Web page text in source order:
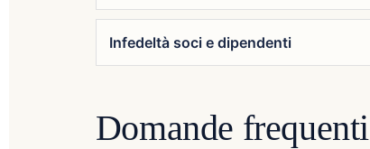
Infedeltà soci e dipendenti
Domande frequenti